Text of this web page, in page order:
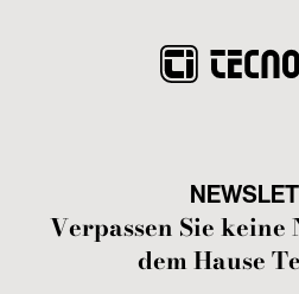
Verpassen Sie
dem Hause